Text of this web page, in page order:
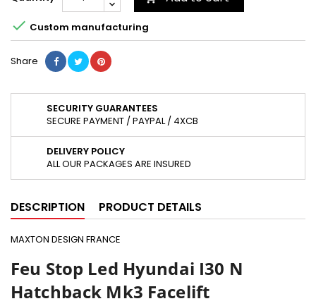
 Custom manufacturing
Share
SECURITY GUARANTEES
SECURE PAYMENT / PAYPAL / 4XCB
DELIVERY POLICY
ALL OUR PACKAGES ARE INSURED
DESCRIPTION PRODUCT DETAILS
MAXTON DESIGN FRANCE
Feu Stop Led Hyundai I30 N
Hatchback Mk3 Facelift